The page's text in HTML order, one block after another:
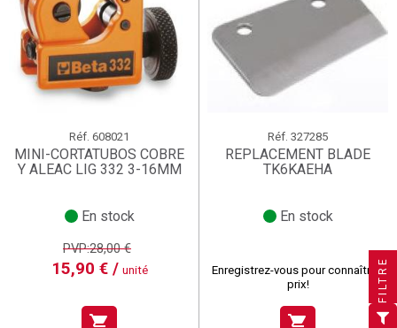
Ajouter à ma liste d'envies ×
Créer une liste d'envies
((title)) ×
Connexion
((title))
((title))
Réf. 608021
MINI-CORTATUBOS COBRE
Y ALEAC LIG 332 3-16MM
En stock
PVP:28,00 €
15,90 € / unité
shopping_cart
Réf. 327285
REPLACEMENT BLADE
TK6KAEHA
En stock
Enregistrez-vous pour connaître le
prix!
shopping_cart
FILTRE